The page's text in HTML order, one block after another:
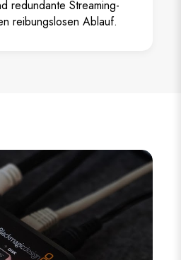
redundante Streaming-
reibungslosen Ablauf.